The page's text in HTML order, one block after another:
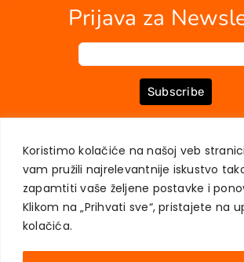
Koristimo kolačiće na našoj veb
vam pružili najrelevantnije iskustvo
zapamtiti vaše željene postavke i
Klikom na „Prihvati sve“, pristajete na
kolačića.
Prijava za
Subscribe
MOJ NALOG
ZAŠTITA PRIVATNOSTI KORISNIKA